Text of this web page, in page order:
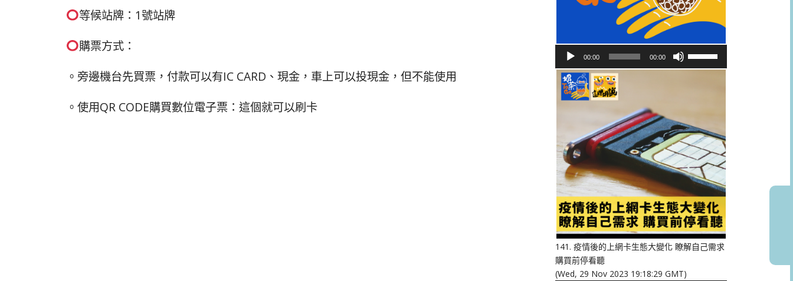
等候站牌：1號站牌
購票方式：
。旁邊機台先買票，付款可以有IC CARD、現金，車上可以投現金，但不能使用
。使用QR CODE購買數位電子票：這個就可以刷卡
播
放
00:00 00:00
鍵
以
提
高
或
降
低
音
量。
141. 疫情後的上網卡生態大變化 瞭解自己需求
購買前停看聽
(Wed, 29 Nov 2023 19:18:29 GMT)